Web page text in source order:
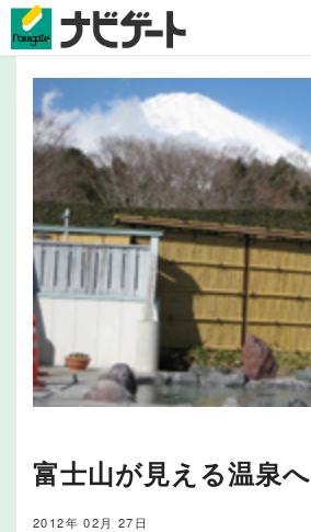
富士山が見える温泉へ
2012年 02月 27日